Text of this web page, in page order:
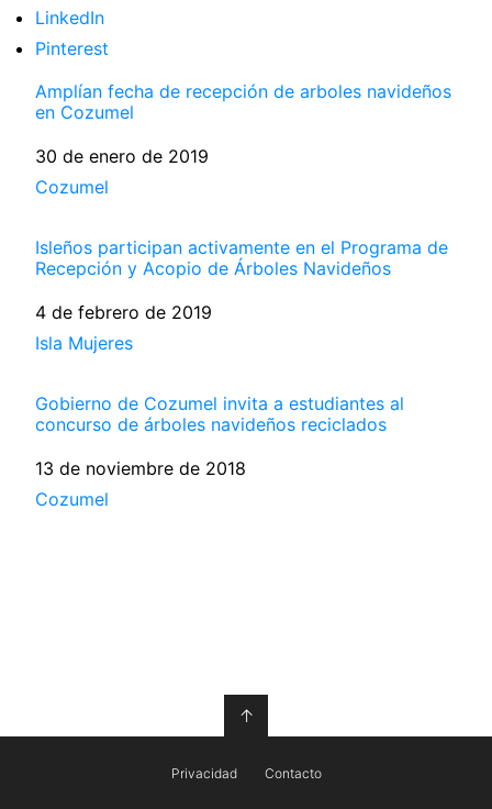
LinkedIn
Pinterest
Amplían fecha de recepción de arboles navideños
en Cozumel
Fecha
30 de enero de 2019
Respecto a
Cozumel
Isleños participan activamente en el Programa de
Recepción y Acopio de Árboles Navideños
Fecha
4 de febrero de 2019
Respecto a
Isla Mujeres
Gobierno de Cozumel invita a estudiantes al
concurso de árboles navideños reciclados
Fecha
13 de noviembre de 2018
Respecto a
Cozumel
↑
Privacidad Contacto